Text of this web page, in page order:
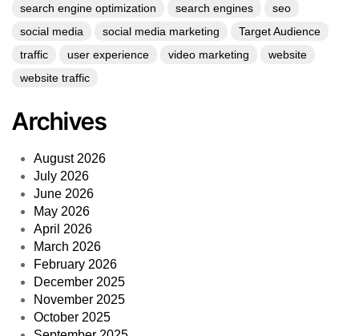
search engine optimization
search engines
seo
social media
social media marketing
Target Audience
traffic
user experience video marketing
website
website traffic
Archives
August 2026
July 2026
June 2026
May 2026
April 2026
March 2026
February 2026
December 2025
November 2025
October 2025